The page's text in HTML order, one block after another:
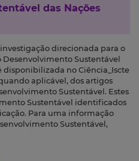
das Nações
direcionada para o
Sustentável
disponibilizada no Ciência_Iscte
aplicável, dos artigos
Sustentável. Estes
Sustentável identificados
Para uma informação
Sustentável,